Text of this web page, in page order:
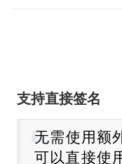
支持直接签名
无需使用额
可以直接使